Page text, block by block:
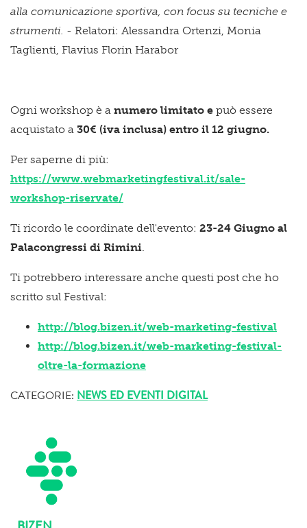
alla comunicazione sportiva, con focus su tecniche e
strumenti. - Relatori: Alessandra Ortenzi, Monia
Taglienti, Flavius Florin Harabor
Ogni workshop è a numero limitato e può essere
acquistato a 30€ (iva inclusa) entro il 12 giugno.
Per saperne di più:
https://www.webmarketingfestival.it/sale-
workshop-riservate/
Ti ricordo le coordinate dell'evento: 23-24 Giugno al
Palacongressi di Rimini.
Ti potrebbero interessare anche questi post che ho
scritto sul Festival:
http://blog.bizen.it/web-marketing-festival
http://blog.bizen.it/web-marketing-festival-
oltre-la-formazione
CATEGORIE: NEWS ED EVENTI DIGITAL